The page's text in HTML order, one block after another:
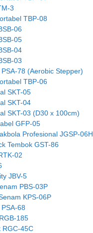
3
TBP-08
06
05
04
03
78 (Aerobic Stepper)
TBP-06
SKT-05
SKT-04
SKT-03 (D30 x 100cm)
GFP-05
Profesional JGSP-06H
Tembok GST-86
02
JBV-5
PBS-03P
KPS-06P
68
185
RGC-45C